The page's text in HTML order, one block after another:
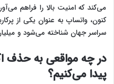
می‌کند که امنیت بالا را فراهم
کنون، واتساپ به عنوان یکی از
سراسر جهان شناخته می‌شود و
در چه مواقعی به حذف
پیدا می‌کنیم؟